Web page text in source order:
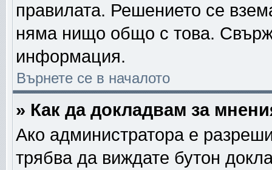
правилата. Решението се
няма нищо общо с това.
информация.
Върнете се в началото
» Как да докладвам за
Ако администратора е
трябва да виждате бутон